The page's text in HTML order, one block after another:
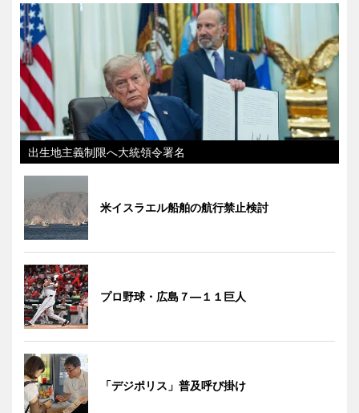
出生地主義制限へ大統領令署名
米イスラエル船舶の航行禁止検討
プロ野球・広島７―１１巨人
「デジポリス」普及呼び掛け